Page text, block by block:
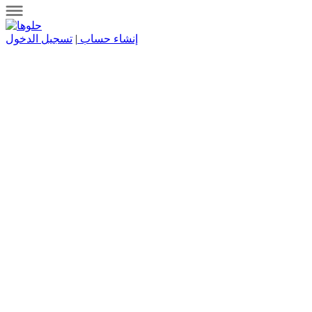
إنشاء حساب | تسجيل الدخول